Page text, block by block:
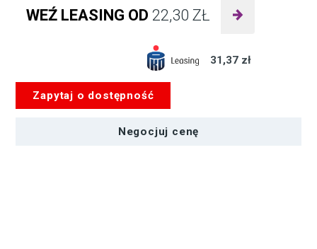
Mikrofon
AZDEN
WEŹ LEASING OD22,30ZŁ
31,37 zł
Zapytaj o dostępność
Negocjuj cenę